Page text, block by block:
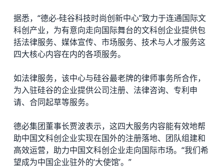
据悉，“德必-硅谷科技时尚创新中心”致力于连通国际文
科创产业，为有意向走向国际舞台的文科创企业提供包
括法律服务、媒体宣传、市场服务、技术与人才服务这
四大核心内容在内的各项服务。
如法律服务，该中心与硅谷最老牌的律师事务所合作，
为入驻硅谷的企业提供公司注册、法律咨询、专利申
请、合同起草等服务。
德必集团董事长贾波表示，这四大服务内容能有效地帮
助中国文科创企业实现在国外的注册落地、团队组建和
高效运营，助力中国文科创企业走向国际市场。“我们希
望成为中国企业驻外的‘大使馆’。”